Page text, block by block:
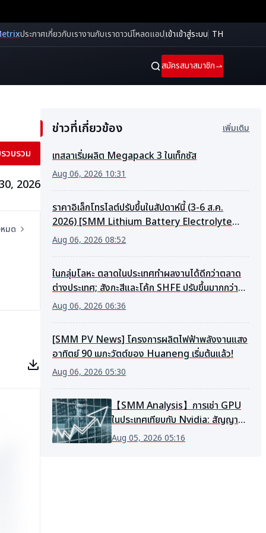
ประกาศเกี่ยวกับเรางานกับเราดาวน์โหลดแอปเข้าเข้าสู่ระบบ TH
สมัครสมาสมาชิก
วบรวม
2026
มด
ข่าวที่เกี่ยวข้อง เพิ่มเติม
เทสลาเริ่มผลิต Megapack 3 ในเท็กซัส
Aug 06, 2026 10:31
ราคาอิเล็กโทรไลต์ปรับขึ้นในสัปดาห์นี้ (3-6 ส.ค.
2026) [SMM Lithium Battery Electrolyte
Market Weekly Review]
Aug 06, 2026 08:52
ในกลุ่มโลหะ ตลาดในประเทศทำผลงานได้ดีกว่าตลาด
ต่างประเทศ; สังกะสีและโค้ก SHFE ปรับขึ้นมากกว่า
1%; นิกเกิล LME และ SHFE และดีบุก LME นำการ
Aug 06, 2026 06:36
[SMM PV News] โครงการผลิตไฟฟ้าพลังงานแสง
อาทิตย์ 90 เมกะวัตต์ของ Huaneng เริ่มต้นแล้ว!
Aug 06, 2026 05:30
【SMM Analysis】การเช่า GPU
ในประเทศเทียบกับ Nvidia: สัญญา
แบบรายปีเทียบกับ 3-5 ปี ท่ามกลาง
Aug 05, 2026 05:16